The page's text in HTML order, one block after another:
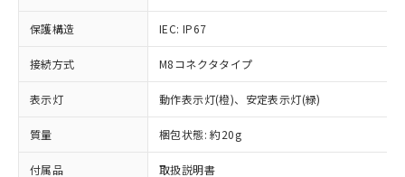
保護構造 IEC: IP67
接続方式 M8コネクタタイプ
表示灯 動作表示灯(橙)、安定表示灯(緑)
質量 梱包状態: 約20g
付属品 取扱説明書
了承ください。
正式な納期状況および標準価格はお客
様のお取引先、またはお客様担当のオ
ムロン制御機器販売店・当社販売員に
ご相談ください。
オムロン制御機器販売店や当社販売拠
ください。
在庫状況および標準価格結果を当社の
(PBDE) 1000ppm以下、フタル酸ビス(2-エチルヘキシ
ル) (DEHP)(別名：DOP) 1000ppm以下、フタル酸ブチ
ルベンジル（BBP） 1000ppm以下、フタル酸ジブチル
(DIBP) 1000ppm以下
但し、RoHS指令で産業用監視および制御機器に対する
適用除外項目は除く。
フタル酸エステル類の４物質については閾値を超える意
図的な使用がないことを確認しています。
ニル類) : 1000ppm、 PBDEs(ポリ臭化ジフェニルエーテ
ル類) : 1000ppm、
ル) : 1000ppm、
DEHP(フタル酸ビス(2-エチルヘキシル)) : 1000ppm
※2 環境保護使用期限
「ｅ」：有害物質（10物質）のすべてが基
当社は規制貨物を破棄する場合は、完
全に破砕するなど、違法に輸出されな
いよう必要な手段を講じます。
当社は貴社製品を、核兵器、ミサイ
ル、化学兵器、生物兵器またはその他
武器並びにこれらの製造装置等に一切
使用いたしません。
当社は、貴社製品を第三者に販売する
一定数以上の在庫あり
一定数には満たないが在庫あり
在庫なし(最新の在庫状況につ
いては、お客様のお取引先、ま
たはお客様担当のオムロン制御